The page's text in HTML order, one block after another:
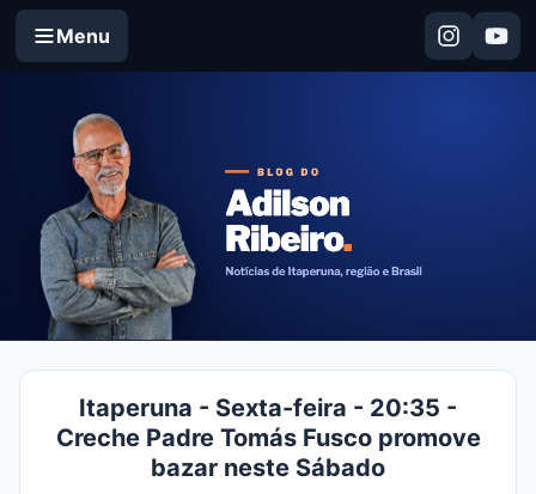
Menu
Itaperuna - Sexta-feira - 20:35 -
Creche Padre Tomás Fusco promove
bazar neste Sábado